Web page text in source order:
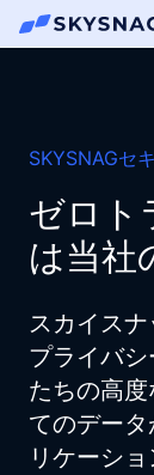
SKYSNAGセ
ゼロト
は当社
スカイス
プライバ
たちの高
てのデー
リケーシ